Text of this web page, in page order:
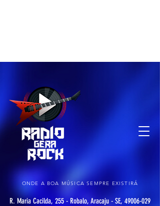
ONDE A BOA MÚSICA SEMPRE EXISTIRÁ
R. Maria Cacilda, 255 - Robalo, Aracaju - SE, 49006-029